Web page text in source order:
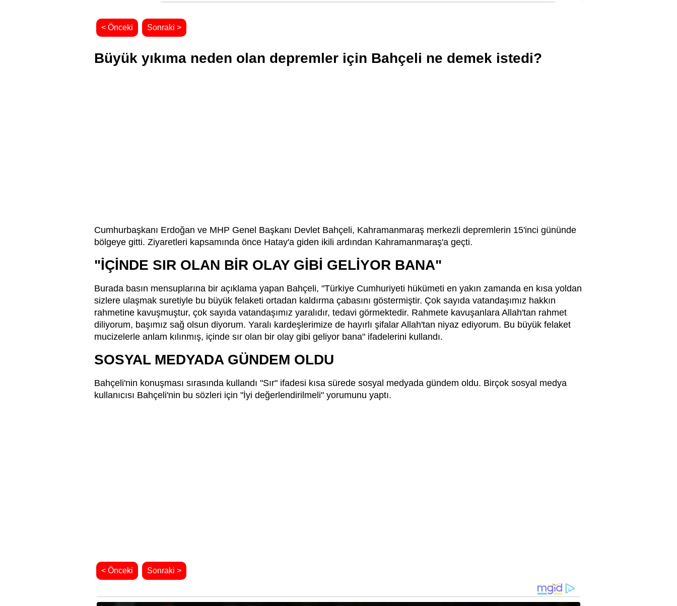
< Önceki Sonraki >
Büyük yıkıma neden olan depremler için Bahçeli ne demek istedi?
Cumhurbaşkanı Erdoğan ve MHP Genel Başkanı Devlet Bahçeli, Kahramanmaraş merkezli depremlerin 15'inci gününde
bölgeye gitti. Ziyaretleri kapsamında önce Hatay'a giden ikili ardından Kahramanmaraş'a geçti.
"İÇİNDE SIR OLAN BİR OLAY GİBİ GELİYOR BANA"
Burada basın mensuplarına bir açıklama yapan Bahçeli, "Türkiye Cumhuriyeti hükümeti en yakın zamanda en kısa yoldan
sizlere ulaşmak suretiyle bu büyük felaketi ortadan kaldırma çabasını göstermiştir. Çok sayıda vatandaşımız hakkın
rahmetine kavuşmuştur, çok sayıda vatandaşımız yaralıdır, tedavi görmektedir. Rahmete kavuşanlara Allah'tan rahmet
diliyorum, başımız sağ olsun diyorum. Yaralı kardeşlerimize de hayırlı şifalar Allah'tan niyaz ediyorum. Bu büyük felaket
mucizelerle anlam kılınmış, içinde sır olan bir olay gibi geliyor bana" ifadelerini kullandı.
SOSYAL MEDYADA GÜNDEM OLDU
Bahçeli'nin konuşması sırasında kullandı "Sır" ifadesi kısa sürede sosyal medyada gündem oldu. Birçok sosyal medya
kullanıcısı Bahçeli'nin bu sözleri için "İyi değerlendirilmeli" yorumunu yaptı.
< Önceki Sonraki >